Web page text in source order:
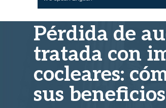
Pérdida de
tratada con
cocleares:
sus